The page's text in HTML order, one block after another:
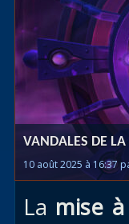
VANDALES DE
10 août 2025 à 16:37
La mise